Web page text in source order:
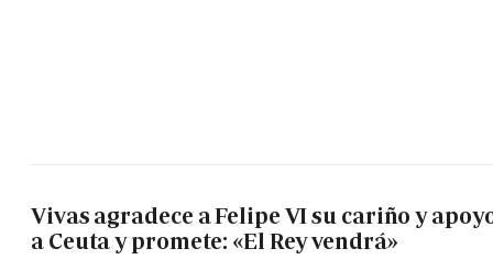
Vivas agradece a Felipe VI su cariño y
a Ceuta y promete: «El Rey vendrá»